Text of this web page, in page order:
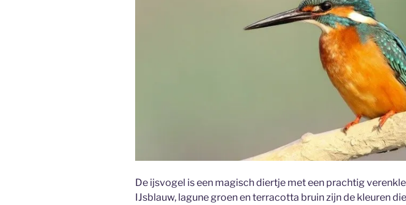
De ijsvogel is een magisch diertje met een prachtig
IJsblauw, lagune groen en terracotta bruin zijn de kleuren